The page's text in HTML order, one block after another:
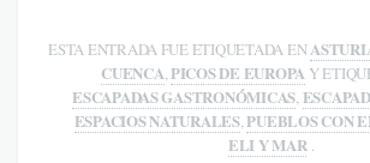
ESTA ENTRADA FUE ETIQUETADA EN
CUENCA,PICOS DE EUROPA Y
ESCAPADAS GASTRONÓMICAS,
ESPACIOS NATURALES,PUEBLOS CON
ELI Y MAR .